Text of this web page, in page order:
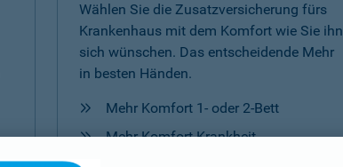
Wählen Sie die Zusatzversicherung fürs
Krankenhaus mit dem Komfort wie Sie ihn
sich wünschen. Das entscheidende Mehr
in besten Händen.
Mehr Komfort 1- oder 2-Bett
Mehr Komfort Krankheit